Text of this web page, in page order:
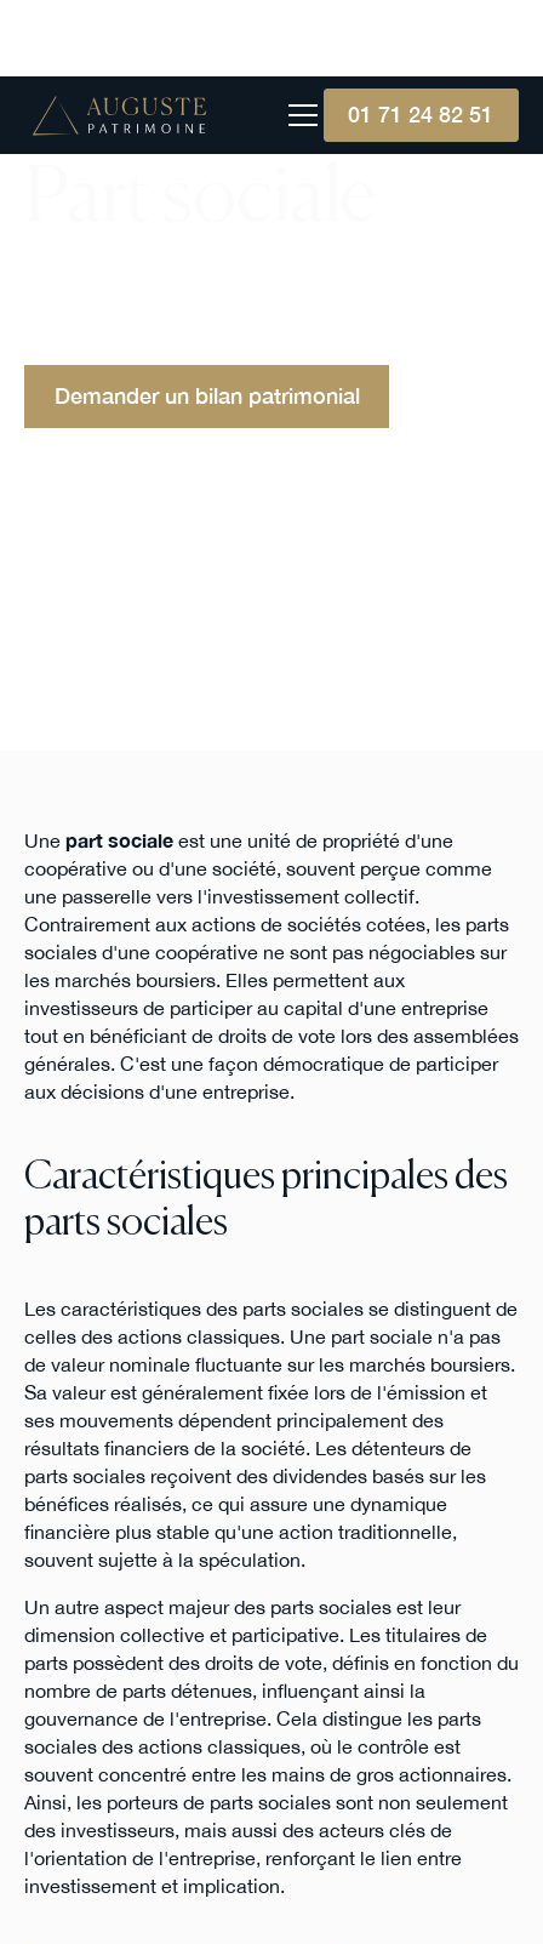
01 71 24 82 51
Demander un bilan patrimonial
Une part socialeest une unité de propriété d'une
coopérative ou d'une société, souvent perçue comme
une passerelle vers l'investissement collectif.
Contrairement aux actions de sociétés cotées, les parts
sociales d'une coopérative ne sont pas négociables sur
les marchés boursiers. Elles permettent aux
investisseurs de participer au capital d'une entreprise
tout en bénéficiant de droits de vote lors des assemblées
générales. C'est une façon démocratique de participer
aux décisions d'une entreprise.
Caractéristiques principales des
parts sociales
Les caractéristiques des parts sociales se distinguent de
celles des actions classiques. Une part sociale n'a pas
de valeur nominale fluctuante sur les marchés boursiers.
Sa valeur est généralement fixée lors de l'émission et
ses mouvements dépendent principalement des
résultats financiers de la société. Les détenteurs de
parts sociales reçoivent des dividendes basés sur les
bénéfices réalisés, ce qui assure une dynamique
financière plus stable qu'une action traditionnelle,
souvent sujette à la spéculation.
Un autre aspect majeur des parts sociales est leur
dimension collective et participative. Les titulaires de
parts possèdent des droits de vote, définis en fonction du
nombre de parts détenues, influençant ainsi la
gouvernance de l'entreprise. Cela distingue les parts
sociales des actions classiques, où le contrôle est
souvent concentré entre les mains de gros actionnaires.
Ainsi, les porteurs de parts sociales sont non seulement
des investisseurs, mais aussi des acteurs clés de
l'orientation de l'entreprise, renforçant le lien entre
investissement et implication.